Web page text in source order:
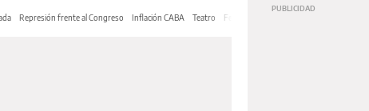
Represión frente al Congreso Inflación CABA Teatro Feria de Editores